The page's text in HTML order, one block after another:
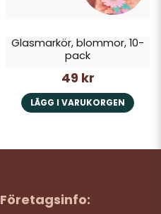
Glasmarkör, blommor, 10-
pack
49 kr
LÄGG I VARUKORGEN
Företagsinfo: